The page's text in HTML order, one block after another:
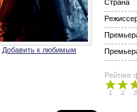
Добавить к любимым
Страна
Рейтинг
1 2 3